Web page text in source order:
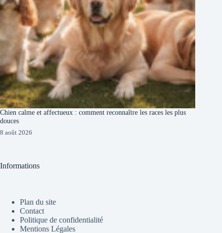
Chien calme et affectueux : comment reconnaître les races les plus
douces
8 août 2026
Informations
Plan du site
Contact
Politique de confidentialité
Mentions Légales